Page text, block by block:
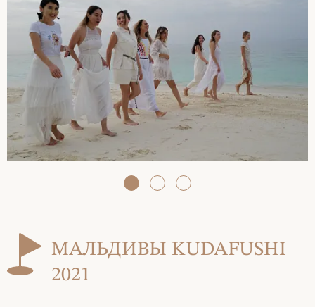
МАЛЬДИВЫ KUDAFUSHI
2021